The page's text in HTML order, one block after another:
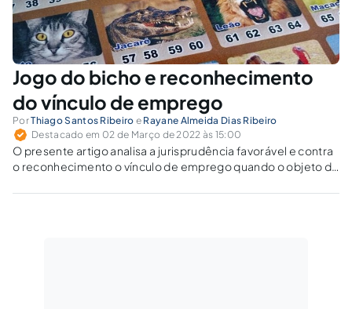
Jogo do bicho e reconhecimento
do vínculo de emprego
PorThiago Santos Ribeiro e Rayane Almeida Dias Ribeiro
Destacado em 02 de Março de 2022 às 15:00
O presente artigo analisa a jurisprudência favorável e contra
o reconhecimento o vínculo de emprego quando o objeto do
relações de trabalho que tem por objeto o jogo do bicho.